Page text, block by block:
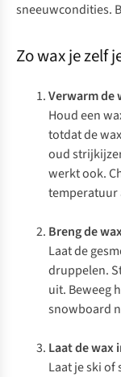
sneeuwcondities.
Zo wax je zelf
Verwarm de
Houd een
totdat de
oud
werkt ook.
temperatuur
Breng de
Laat de
druppelen.
uit. Beweeg
snowboard
Laat de wax
Laat je ski